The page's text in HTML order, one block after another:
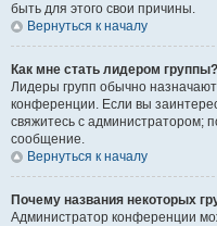
быть для этого свои причины.
Вернуться к началу
Как мне стать лидером группы?
Лидеры групп обычно
конференции. Если вы
свяжитесь с администратором;
сообщение.
Вернуться к началу
Почему названия некоторых
Администратор конференции